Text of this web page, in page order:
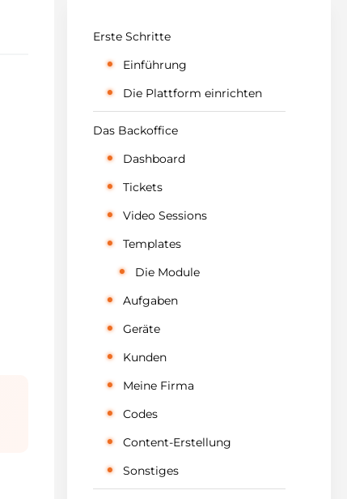
Erste Schritte
Einführung
Die Plattform einrichten
Das Backoffice
Dashboard
Tickets
Video Sessions
Templates
Die Module
Aufgaben
Geräte
Kunden
Meine Firma
Codes
Content-Erstellung
Sonstiges